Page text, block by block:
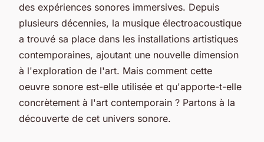
des expériences sonores immersives. Depuis
plusieurs décennies, la musique électroacoustique
a trouvé sa place dans les installations artistiques
contemporaines, ajoutant une nouvelle dimension
à l'exploration de l'art. Mais comment cette
oeuvre sonore est-elle utilisée et qu'apporte-t-elle
concrètement à l'art contemporain ? Partons à la
découverte de cet univers sonore.